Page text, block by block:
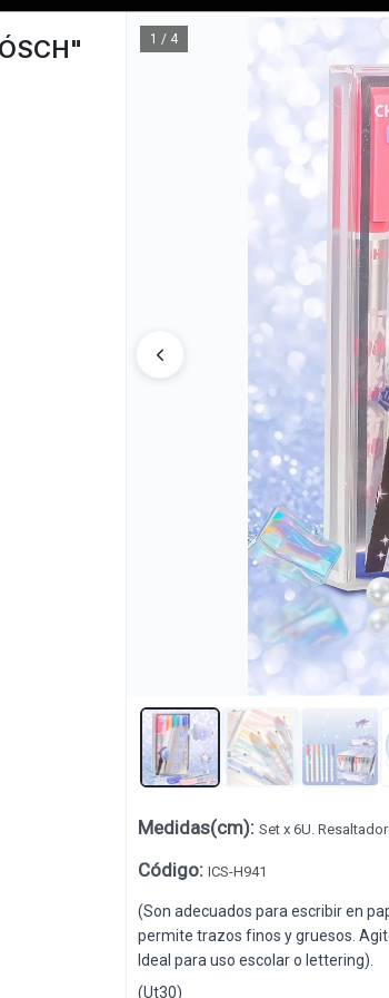
1 / 4
Medidas(cm): Set x 6U.
Código: ICS-H941
(Son adecuados para escribir en
permite trazos finos y gruesos.
Ideal para uso escolar o lettering).
(Ut30)
Tienda solo para MAYORISTAS
Lista vacía